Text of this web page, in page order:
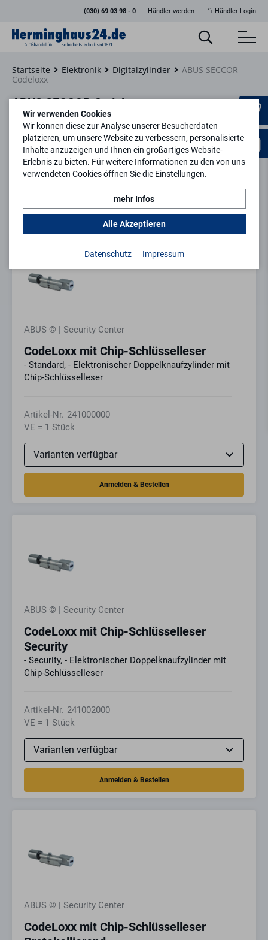
(030) 69 03 98 - 0 Händler werden Händler-Login
Startseite Elektronik Digitalzylinder
ABUS SECCOR
Codeloxx
ABUS SECCOR Codeloxx
Filtern
1 2 keyboard_arrow_right
ABUS © | Security Center
CodeLoxx mit Chip-Schlüsselleser
- Standard, - Elektronischer Doppelknaufzylinder mit
Chip-Schlüsselleser
Artikel-Nr. 241000000
VE = 1 Stück
ABUS © | Security Center
CodeLoxx mit Chip-Schlüsselleser
Security
- Security, - Elektronischer Doppelknaufzylinder mit
Chip-Schlüsselleser
Artikel-Nr. 241002000
VE = 1 Stück
ABUS © | Security Center
CodeLoxx mit Chip-Schlüsselleser
Wir verwenden Cookies
Wir können diese zur Analyse unserer Besucherdaten
platzieren, um unsere Website zu verbessern, personalisierte
Inhalte anzuzeigen und Ihnen ein großartiges Website-
Erlebnis zu bieten. Für weitere Informationen zu den von uns
verwendeten Cookies öffnen Sie die Einstellungen.
mehr Infos
Alle Akzeptieren
Datenschutz Impressum